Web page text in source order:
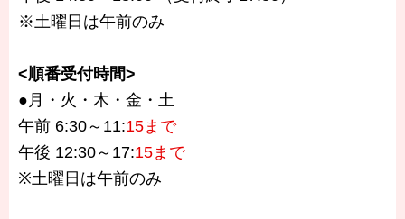
※土曜日は午前のみ
<順番受付時間>
●月・火・木・金・土
午前 6:30～11:15まで
午後 12:30～17:15まで
※土曜日は午前のみ